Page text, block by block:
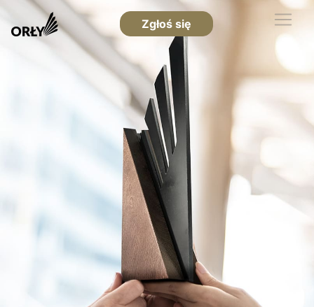
Zgłoś się